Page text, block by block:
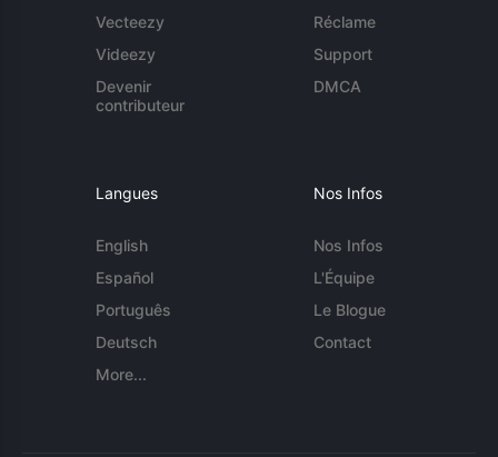
Vecteezy
Videezy
Devenir
contributeur
Réclame
Support
DMCA
Langues
English
Español
Português
Deutsch
More...
Nos Infos
Nos Infos
L'Équipe
Le Blogue
Contact